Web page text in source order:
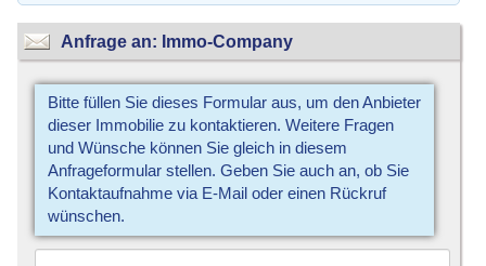
Anfrage an: Immo-Company
Bitte füllen Sie dieses Formular aus, um den Anbieter
dieser Immobilie zu kontaktieren. Weitere Fragen
und Wünsche können Sie gleich in diesem
Anfrageformular stellen. Geben Sie auch an, ob Sie
Kontaktaufnahme via E-Mail oder einen Rückruf
wünschen.